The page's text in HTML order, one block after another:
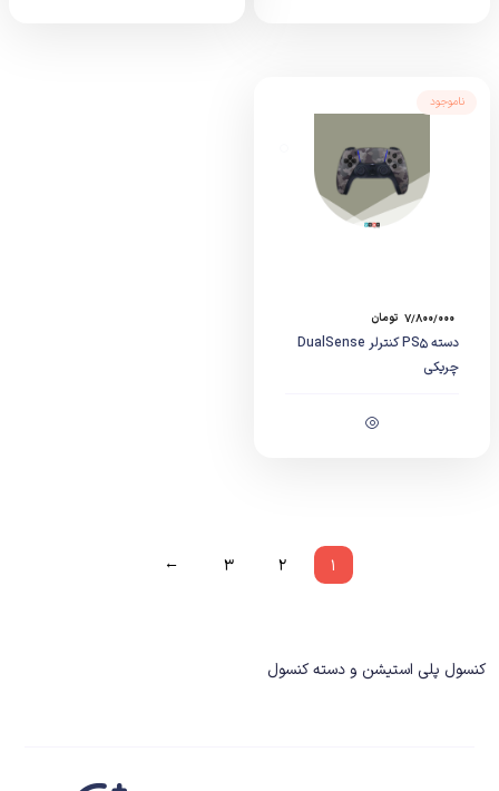
ناموجود
۷/۸۰۰/۰۰۰ تومان
دسته PS5 کنترلر DualSense
چریکی
۱ ۲ ۳ ←
کنسول پلی استیشن و دسته کنسول